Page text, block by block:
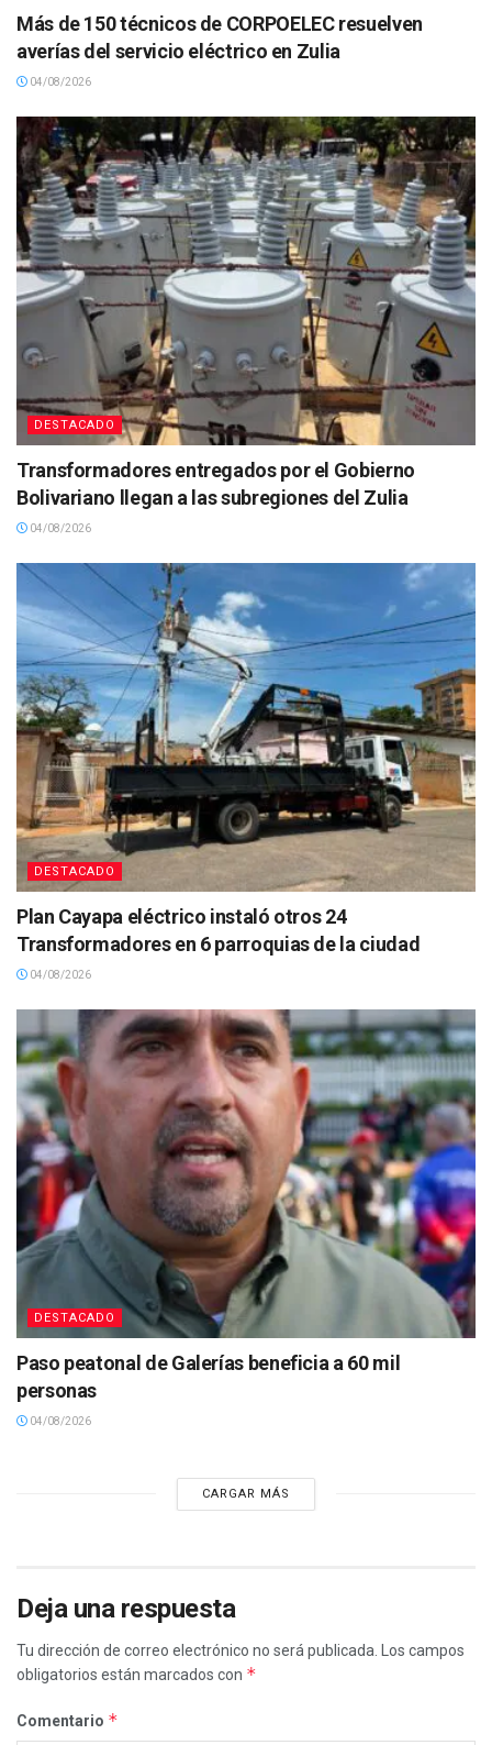
Más de 150 técnicos de CORPOELEC resuelven
averías del servicio eléctrico en Zulia
04/08/2026
DESTACADO
Transformadores entregados por el Gobierno
Bolivariano llegan a las subregiones del Zulia
04/08/2026
DESTACADO
Plan Cayapa eléctrico instaló otros 24
Transformadores en 6 parroquias de la ciudad
04/08/2026
DESTACADO
Paso peatonal de Galerías beneficia a 60 mil
personas
04/08/2026
CARGAR MÁS
Deja una respuesta
Tu dirección de correo electrónico no será publicada.
Los campos
obligatorios están marcados con *
Comentario *